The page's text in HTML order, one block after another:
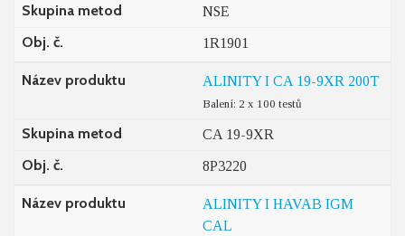
Skupina metod NSE
Obj. č. 1R1901
Název produktu ALINITY I CA 19-9XR 200T
Balení: 2 x 100 testů
Skupina metod CA 19-9XR
Obj. č. 8P3220
Název produktu
ALINITY I HAVAB IGM
CAL